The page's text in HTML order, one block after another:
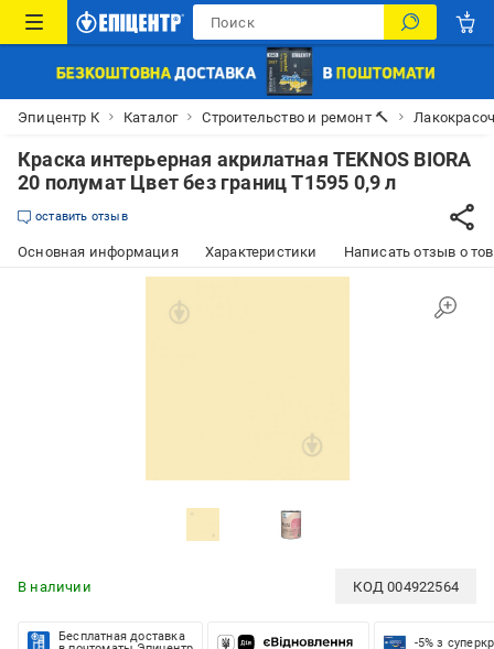
Эпицентр К Каталог Строительство и ремонт 🔨
Краска интерьерная акрилатная TEKNOS BIORA
20 полумат Цвет без границ T1595 0,9 л
оставить отзыв
Основная информация Характеристики Написать отзыв о
В наличии КОД004922564
Бесплатная доставка
-5% з